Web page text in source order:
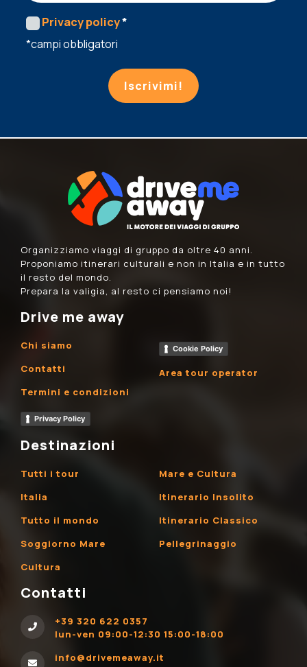
Privacy policy*
*campi obbligatori
Iscrivimi!
Organizziamo viaggi di gruppo da oltre 40 anni.
Proponiamo itinerari culturali e non in Italia e in tutto
il resto del mondo.
Prepara la valigia, al resto ci pensiamo noi!
Drive me away
Chi siamo
Contatti
Termini e condizioni
Privacy Policy
Cookie Policy
Area tour operator
Destinazioni
Tutti i tour
Italia
Tutto il mondo
Soggiorno Mare
Cultura
Mare e Cultura
Itinerario Insolito
Itinerario Classico
Pellegrinaggio
Contatti
+39 320 622 0357
lun-ven 09:00-12:30 15:00-18:00
info@drivemeaway.it